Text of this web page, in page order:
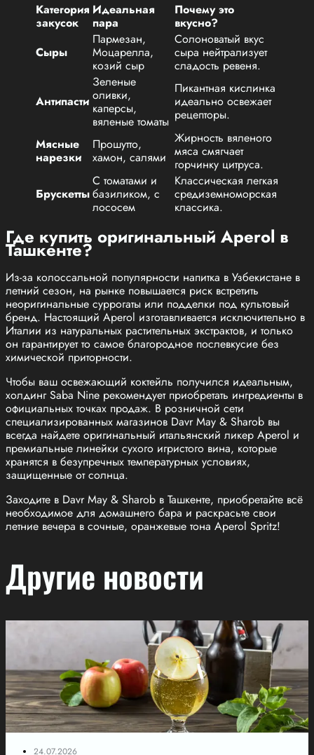
Категория
закусок
Идеальная
пара
Почему это
вкусно?
Сыры
Пармезан,
Моцарелла,
козий сыр
Солоноватый вкус
сыра нейтрализует
сладость ревеня.
Антипасти
Зеленые
оливки,
каперсы,
вяленые томаты
Пикантная кислинка
идеально освежает
рецепторы.
Мясные
нарезки
Прошутто,
хамон, салями
Жирность вяленого
мяса смягчает
горчинку цитруса.
Брускетты
С томатами и
базиликом, с
лососем
Классическая легкая
средиземноморская
классика.
Где купить оригинальный Aperol в
Ташкенте?
Из-за колоссальной популярности напитка в Узбекистане в
летний сезон, на рынке повышается риск встретить
неоригинальные суррогаты или подделки под культовый
бренд. Настоящий Aperol изготавливается исключительно в
Италии из натуральных растительных экстрактов, и только
он гарантирует то самое благородное послевкусие без
химической приторности.
Чтобы ваш освежающий коктейль получился идеальным,
холдинг Saba Nine рекомендует приобретать ингредиенты в
официальных точках продаж. В розничной сети
специализированных магазинов Davr May & Sharob вы
всегда найдете оригинальный итальянский ликер Aperol и
премиальные линейки сухого игристого вина, которые
хранятся в безупречных температурных условиях,
защищенные от солнца.
Заходите в Davr May & Sharob в Ташкенте, приобретайте всё
необходимое для домашнего бара и раскрасьте свои
летние вечера в сочные, оранжевые тона Aperol Spritz!
Другие новости
24.07.2026